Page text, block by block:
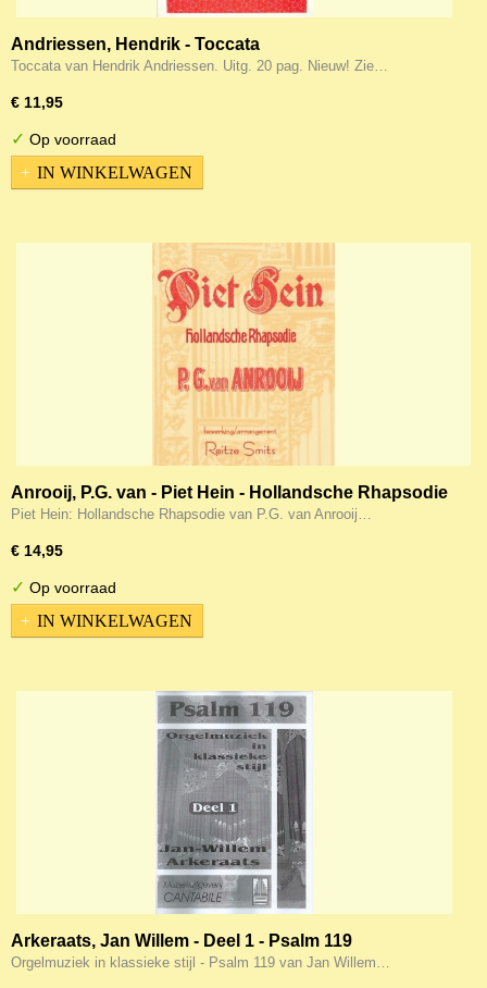
Andriessen, Hendrik - Toccata
Toccata van Hendrik Andriessen. Uitg. 20 pag. Nieuw! Zie…
€ 11,95
✓ Op voorraad
IN WINKELWAGEN
Anrooij, P.G. van - Piet Hein - Hollandsche Rhapsodie
Piet Hein: Hollandsche Rhapsodie van P.G. van Anrooij…
€ 14,95
✓ Op voorraad
IN WINKELWAGEN
Arkeraats, Jan Willem - Deel 1 - Psalm 119
Orgelmuziek in klassieke stijl - Psalm 119 van Jan Willem…